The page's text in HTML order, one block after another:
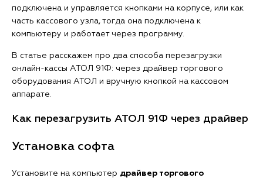
подключена и управляется кнопками на корпусе, или как
часть кассового узла, тогда она подключена к
компьютеру и работает через программу.
В статье расскажем про два способа перезагрузки
онлайн-кассы АТОЛ 91Ф: через драйвер торгового
оборудования АТОЛ и вручную кнопкой на кассовом
аппарате.
Как перезагрузить АТОЛ 91Ф через драйвер
Установка софта
Установите на компьютер драйвер торгового